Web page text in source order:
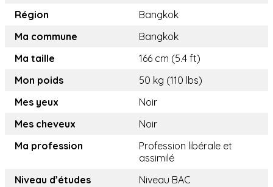
Région
Bangkok
Ma commune
Bangkok
Ma taille
166 cm (5.4 ft)
Mon poids
50 kg (110 lbs)
Mes yeux
Noir
Mes cheveux
Noir
Ma profession
Profession libérale et
assimilé
Niveau d’études
Niveau BAC